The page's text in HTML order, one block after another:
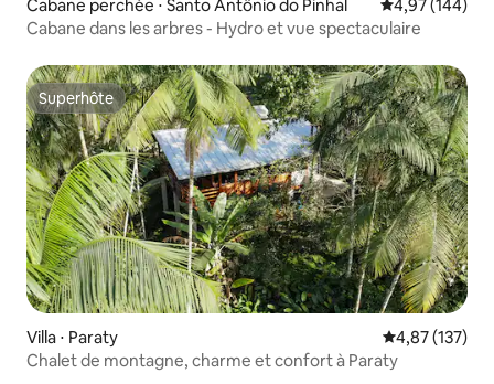
Cabane perchée ⋅ Santo Antônio do Pinhal Évaluation
4,97 (144)
Cabane dans les arbres - Hydro et vue spectaculaire
Superhôte
Superhôte
Villa ⋅ Paraty Évaluation
4,87 (137)
Chalet de montagne, charme et confort à Paraty